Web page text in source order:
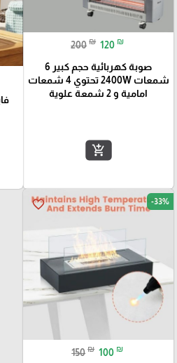
200 ₪ 120 ₪
صوبة كهربائية حجم كبير 6
شمعات 2400W تحتوي 4 شمعات
امامية و 2 شمعة علوية
add_shopping_cart
favorite_border -33%
150 ₪ 100 ₪